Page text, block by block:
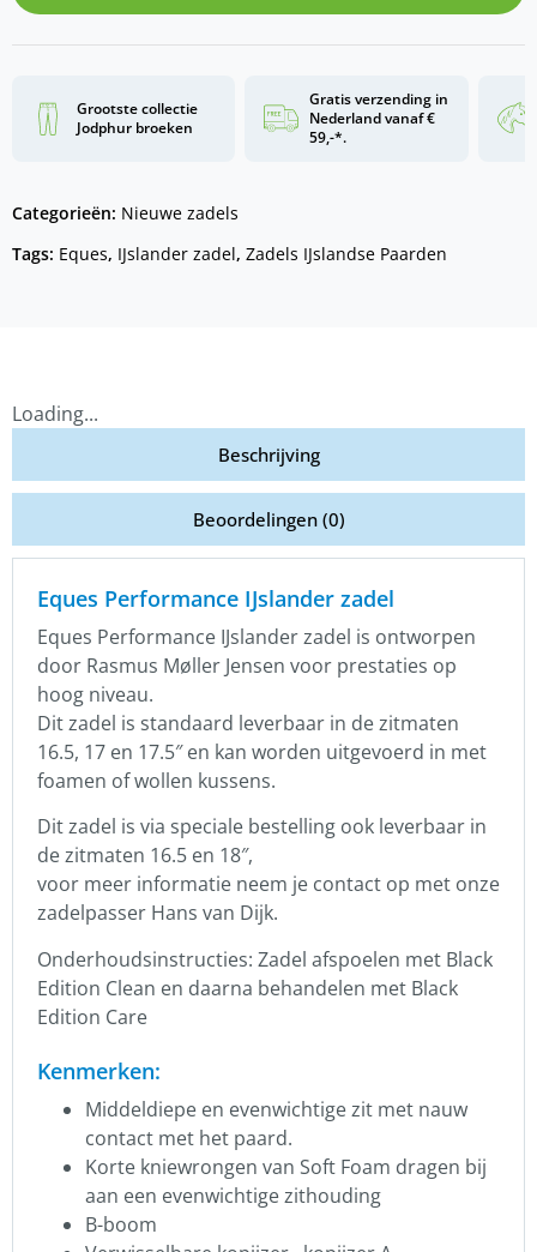
Grootste collectie
Jodphur broeken
Gratis verzending in
Nederland vanaf €
59,-*.
Categorieën: Nieuwe zadels
Tags: Eques, IJslander zadel, Zadels IJslandse Paarden
Loading...
Beschrijving
Beoordelingen (0)
Eques Performance IJslander zadel
Eques Performance IJslander zadel is ontworpen
door Rasmus Møller Jensen voor prestaties op
hoog niveau.
Dit zadel is standaard leverbaar in de zitmaten
16.5, 17 en 17.5″ en kan worden uitgevoerd in met
foamen of wollen kussens.
Dit zadel is via speciale bestelling ook leverbaar in
de zitmaten 16.5 en 18″,
voor meer informatie neem je contact op met onze
zadelpasser Hans van Dijk.
Onderhoudsinstructies: Zadel afspoelen met Black
Edition Clean en daarna behandelen met Black
Edition Care
Kenmerken:
Middeldiepe en evenwichtige zit met nauw
contact met het paard.
Korte kniewrongen van Soft Foam dragen bij
aan een evenwichtige zithouding
B-boom